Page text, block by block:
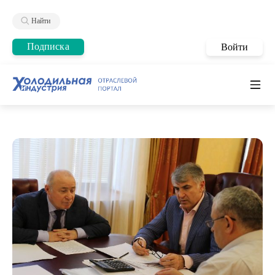
Найти
Подписка Войти